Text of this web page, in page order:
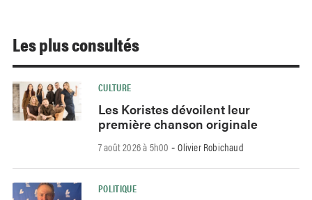
Les plus consultés
CULTURE
Les Koristes dévoilent leur
première chanson originale
7 août 2026 à 5h00 -Olivier Robichaud
POLITIQUE